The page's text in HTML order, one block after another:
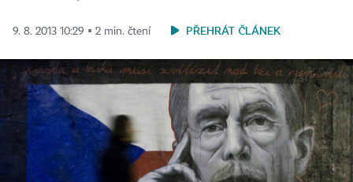
9. 8. 2013 10:29 ▪ 2 min. čtení PŘEHRÁT ČLÁNEK